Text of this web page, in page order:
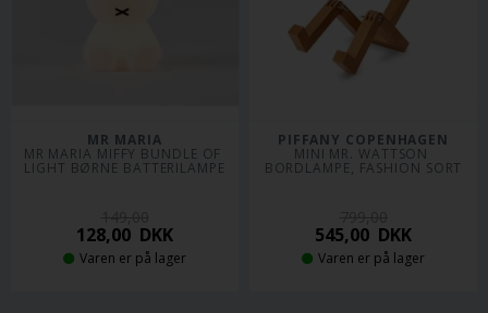
MR MARIA
MR MARIA MIFFY BUNDLE OF
LIGHT BØRNE BATTERILAMPE
128,00 DKK
Varen er på lager
PIFFANY COPENHAGEN
MINI MR. WATTSON
BORDLAMPE, FASHION SORT
545,00 DKK
Varen er på lager